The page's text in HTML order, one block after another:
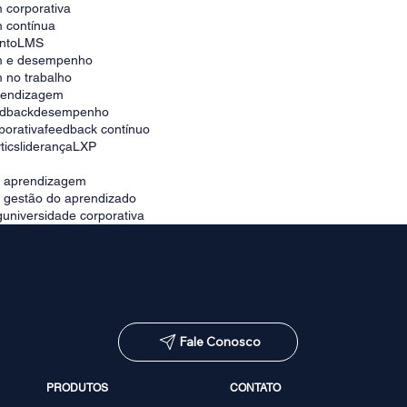
corporativa
contínua
LMS
e desempenho
no trabalho
desempenho
feedback contínuo
liderançaLXP
do aprendizado
universidade corporativa
Fale Conosco
PRODUTOS
CONTATO